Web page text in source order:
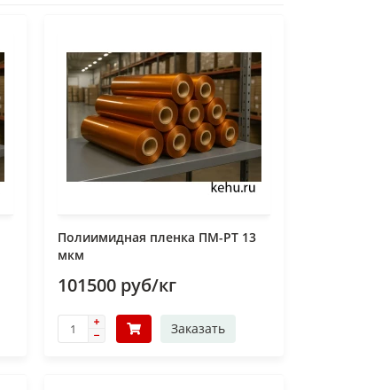
Полиимидная пленка ПМ-РТ 13
мкм
101500 руб/кг
Заказать